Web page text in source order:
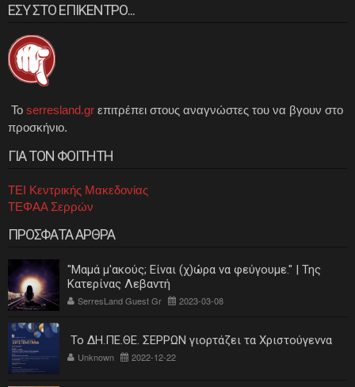
ΕΣΥ ΣΤΟ ΕΠΙΚΕΝΤΡΟ...
Το serresland.gr επιτρέπει στους αναγνώστες του να βγουν στο
προσκήνιο.
ΓΙΑ ΤΟΝ ΦΟΙΤΗΤΗ
ΤΕΙ Κεντρικής Μακεδονίας
ΤΕΦΑΑ Σερρών
ΠΡΟΣΦΑΤΑ ΑΡΘΡΑ
"Μαμά μ'ακούς; Είναι (χ)ώρα να φεύγουμε." | Της
Κατερίνας Λεβαντή
SerresLand Guest Gr 2023-03-08
Το ΔΗ.ΠΕ.ΘΕ. ΣΕΡΡΩΝ γιορτάζει τα Χριστούγεννα
Unknown 2022-12-22